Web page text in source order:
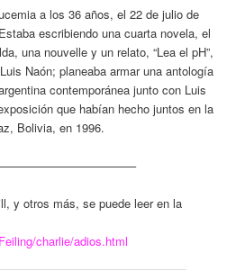
a los 36 años, el 22 de julio de
escribiendo una cuarta novela, el
una nouvelle y un relato, “Lea el pH”,
Naón; planeaba armar una antología
contemporánea junto con Luis
que habían hecho juntos en la
Bolivia, en 1996.
y otros más, se puede leer en la
charlie/adios.html